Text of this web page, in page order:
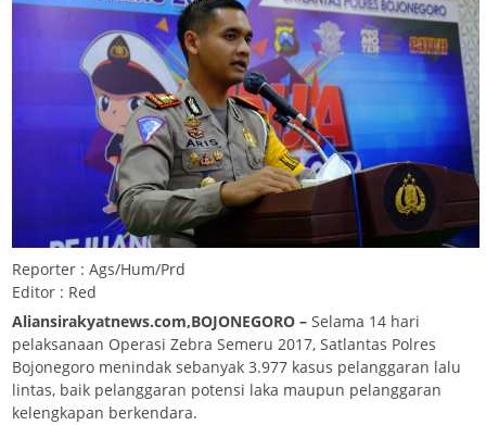
Reporter : Ags/Hum/Prd
Editor : Red
Aliansirakyatnews.com,BOJONEGORO – Selama 14 hari
pelaksanaan Operasi Zebra Semeru 2017, Satlantas Polres
Bojonegoro menindak sebanyak 3.977 kasus pelanggaran lalu
lintas, baik pelanggaran potensi laka maupun pelanggaran
kelengkapan berkendara.